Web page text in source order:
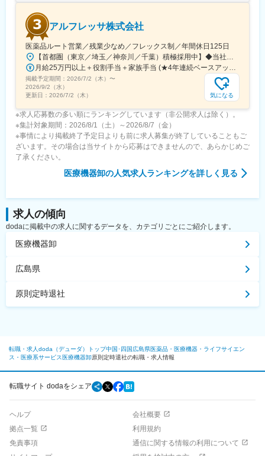
アルフレッサ株式会社
医薬品ルート営業／残業少なめ／フレックス制／年間休日125日
【首都圏（東京／埼玉／神奈川／千葉）積極採用中】◆当社が展開する【北海道／関東／首都圏／中部／近畿／九州】の各事業所へご希望を考慮した上で配属となります。【北海道】北海道【関東】栃木／群馬／茨城／長野／山梨／新潟【首都圏】東京／埼玉／神奈川／千葉★積極採用エリア【中部】静岡／愛知／三重／岐阜【近畿】滋賀／兵庫／大阪／京都／奈良／和歌山【九州】福岡／長崎／熊本／大分／宮崎／鹿児島各事業所の詳細については、弊社HPよりご確認ください※「企業情報」→「拠点」よりご確認いただけます。屋内禁煙(※喫煙室あり※禁煙タイムあり※喫煙室での就労はありません)
月給25万円以上＋役割手当＋家族手当 (★4年連続ベースアップ実施！)※時間外手当別途支給※年齢、経験、能力を考慮の上、優遇します
掲載予定期間： 2026/7/2（木） 〜
2026/9/2（水）
更新日： 2026/7/2（木） 気になる
※求人応募数の多い順にランキングしています（非公開求人は除く）。
※集計対象期間：2026/8/1（土）～2026/8/7（金）
※事情により掲載終了予定日よりも前に求人募集が終了していることもご
ざいます。その場合は当サイトから応募はできませんので、あらかじめご
了承ください。
医療機器卸の人気求人ランキングを詳しく見る
求人の傾向
dodaに掲載中の求人に関するデータを、カテゴリごとにご紹介します。
医療機器卸
広島県
原則定時退社
転職・求人doda（デューダ）トップ中国･四国 広島県医薬品・医療機器・ライフサイエン
ス・医療系サービス 医療機器卸原則定時退社の転職・求人情報
転職サイト dodaをシェア
ヘルプ
会社概要
拠点一覧
利用規約
免責事項
通信に関する情報の利用について